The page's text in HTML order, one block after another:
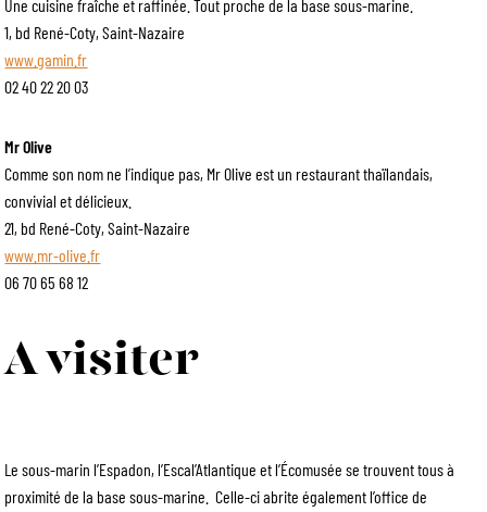
Une cuisine fraîche et raffinée. Tout proche de la base sous-marine.
1, bd René-Coty, Saint-Nazaire
www.gamin.fr
02 40 22 20 03
Mr Olive
Comme son nom ne l’indique pas, Mr Olive est un restaurant thaïlandais,
convivial et délicieux.
21, bd René-Coty, Saint-Nazaire
www.mr-olive.fr
06 70 65 68 12
A visiter
Le sous-marin l’Espadon, l’Escal’Atlantique et l’Écomusée se trouvent tous à
proximité de la base sous-marine. Celle-ci abrite également l’office de